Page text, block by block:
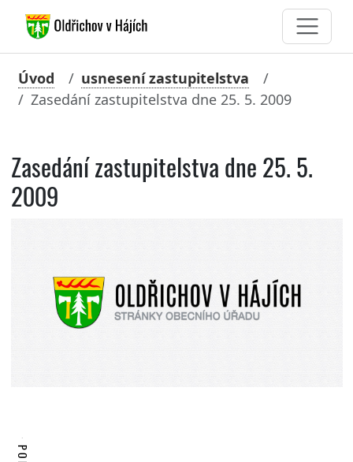
Úvod
usnesení zastupitelstva
Zasedání zastupitelstva dne 25. 5. 2009
Zasedání zastupitelstva dne 25. 5.
2009